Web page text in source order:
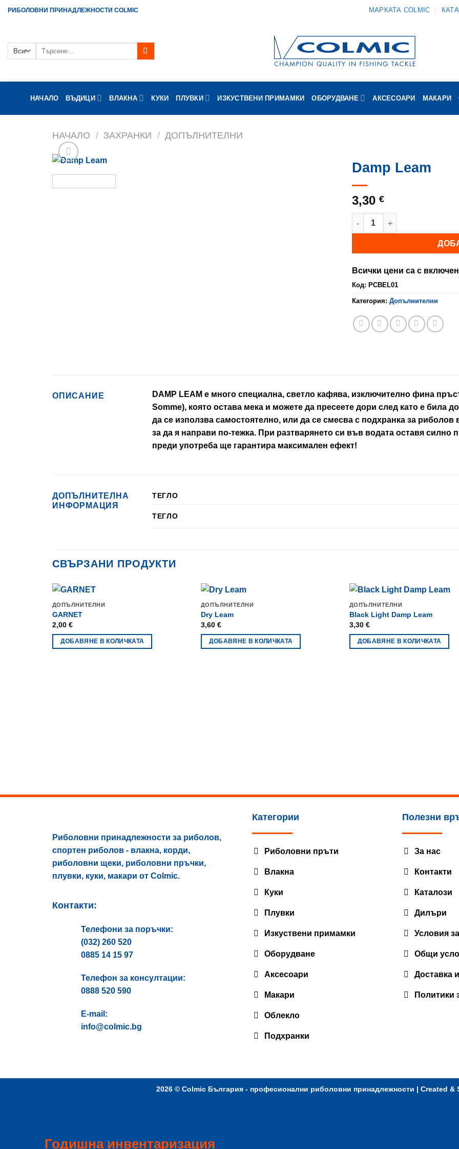
SkipРИБОЛОВНИ ПРИНАДЛЕЖНОСТИ COLMIC МАРКАТА COLMIC
Търсене
НАЧАЛО ВЪДИЦИ ВЛАКНА КУКИ ПЛУВКИ ИЗКУСТВЕНИ ПРИМАМКИ ОБОРУДВАНЕ АКСЕСОАРИ МАКАРИ
НАЧАЛО / ЗАХРАНКИ / ДОПЪЛНИТЕЛНИ
Damp Leam
3,30 €
количество за Damp Leam
Всички цени са с
Код: PCBEL01
Категория: Допълнителни
ОПИСАНИЕ
DAMP LEAM е много специална, светло кафява, изключително фина
Somme), която остава мека и можете да пресеете дори след като е била
да се използва самостоятелно, или да се смесва с подхранка за
за да я направи по-тежка. При разтварянето си във водата оставя
преди употреба ще гарантира максимален ефект!
ДОПЪЛНИТЕЛНА
ИНФОРМАЦИЯ
ТЕГЛО
ТЕГЛО
СВЪРЗАНИ ПРОДУКТИ
ДОПЪЛНИТЕЛНИ
GARNET
2,00 €
ДОБАВЯНЕ В КОЛИЧКАТА
ДОПЪЛНИТЕЛНИ
Dry Leam
3,60 €
ДОБАВЯНЕ В КОЛИЧКАТА
ДОПЪЛНИТЕЛНИ
Black Light Damp Leam
3,30 €
ДОБАВЯНЕ В КОЛИЧКАТА
Риболовни принадлежности за риболов,
спортен риболов - влакна, корди,
риболовни щеки, риболовни пръчки,
плувки, куки, макари от Colmic.
Контакти:
Телефони за поръчки:
(032) 260 520
0885 14 15 97
Телефон за консултации:
0888 520 590
E-mail:
info@colmic.bg
Категории
Риболовни пръти
Влакна
Куки
Плувки
Изкуствени примамки
Оборудване
Аксесоари
Макари
Облекло
Подхранки
Полезни
За нас
Контакти
Каталози
Дилъри
Условия
Общи
Доставка
Политики
2026 © Colmic България - професионални риболовни принадлежности | Created &
Годишна инвентаризация